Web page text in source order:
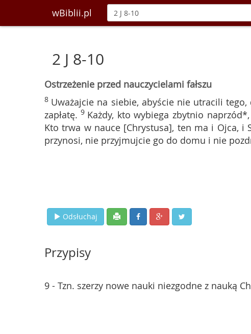
wBiblii.pl
2 J 8-10
Ostrzeżenie przed nauczycielami fałszu
8 Uważajcie na siebie, abyście nie utracili
zapłatę. 9 Każdy, kto wybiega zbytnio
Kto trwa w nauce [Chrystusa], ten ma i Ojca, i
przynosi, nie przyjmujcie go do domu i nie
Odsłuchaj
Przypisy
9 - Tzn. szerzy nowe nauki niezgodne z nauką